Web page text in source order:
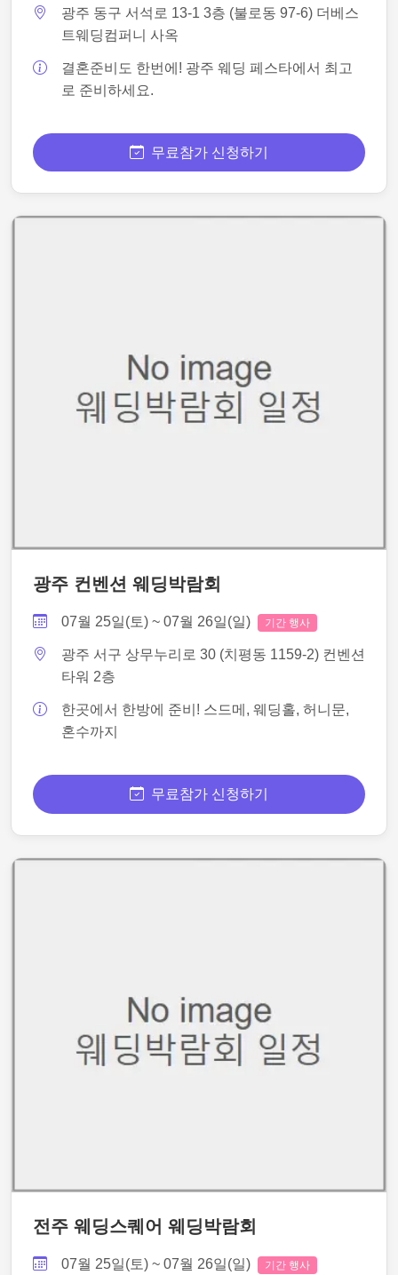
광주 동구 서석로 13-1 3층 (불로동 97-6) 더베스
트웨딩컴퍼니 사옥
결혼준비도 한번에! 광주 웨딩 페스타에서 최고
로 준비하세요.
무료참가 신청하기
광주 컨벤션 웨딩박람회
07월 25일(토) ~ 07월 26일(일) 기간 행사
광주 서구 상무누리로 30 (치평동 1159-2) 컨벤션
타워 2층
한곳에서 한방에 준비! 스드메, 웨딩홀, 허니문,
혼수까지
무료참가 신청하기
전주 웨딩스퀘어 웨딩박람회
07월 25일(토) ~ 07월 26일(일) 기간 행사